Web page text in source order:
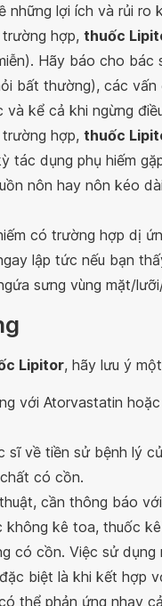
những lợi ích và rủi ro
hợp, thuốc
Hãy báo cho bác
bất thường), các
và kể cả khi ngừng
hợp, thuốc
tác dụng phụ hiếm
nôn hay nôn kéo
có trường hợp dị
lập tức nếu bạn
sưng vùng mặt/
Lipitor, hãy lưu ý
với Atorvastatin
sĩ về tiền sử bệnh lý
có cồn.
cần thông báo
không kê toa, thuốc
có cồn. Việc sử
biệt là khi kết hợp
thể phản ứng nhạy